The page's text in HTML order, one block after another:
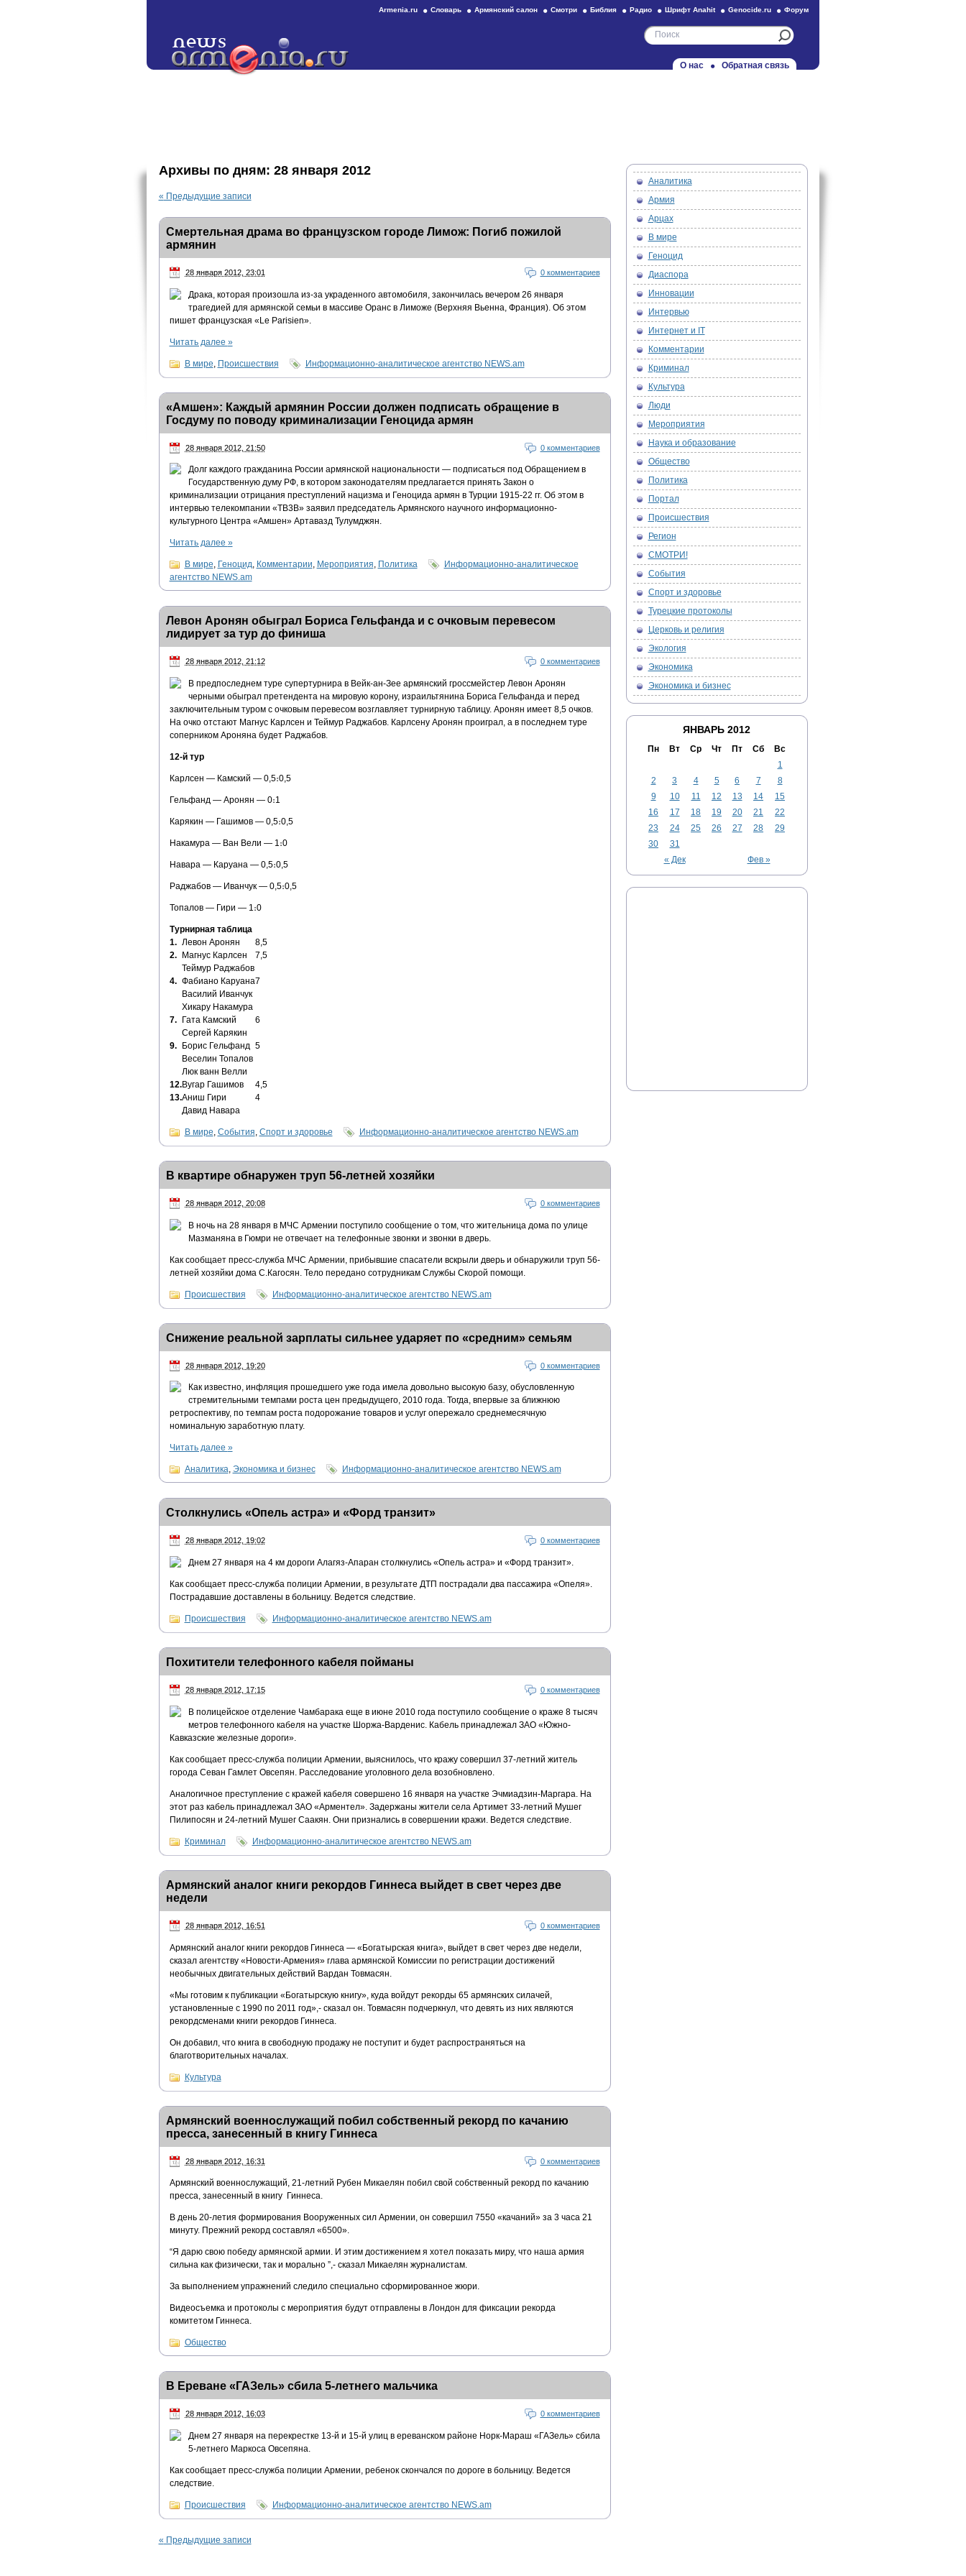
Armenia.ru Словарь Армянский салон Смотри Библия Радио Шрифт Anahit Genocide.ru Форум
О нас Обратная связь
Архивы по дням: 28 января 2012
« Предыдущие записи
Смертельная драма во французском городе Лимож: Погиб пожилой
армянин
28 января 2012, 23:01 0 комментариев
Драка, которая произошла из-за украденного автомобиля, закончилась вечером 26 января
трагедией для армянской семьи в массиве Оранс в Лиможе (Верхняя Вьенна, Франция). Об этом
пишет французская «Le Parisien».
Читать далее »
В мире Происшествия Информационно-аналитическое агентство NEWS.am
«Амшен»: Каждый армянин России должен подписать обращение в
Госдуму по поводу криминализации Геноцида армян
28 января 2012, 21:50 0 комментариев
Долг каждого гражданина России армянской национальности — подписаться под Обращением в
Государственную думу РФ, в котором законодателям предлагается принять Закон о
криминализации отрицания преступлений нацизма и Геноцида армян в Турции 1915-22 гг. Об этом в
интервью телекомпании «ТВ3В» заявил председатель Армянского научного информационно-
культурного Центра «Амшен» Артавазд Тулумджян.
Читать далее »
В мире, Геноцид, Комментарии, Мероприятия, Политика
Информационно-аналитическое
агентство NEWS.am
Левон Аронян обыграл Бориса Гельфанда и с очковым перевесом
лидирует за тур до финиша
28 января 2012, 21:12 0 комментариев
В предпоследнем туре супертурнира в Вейк-ан-Зее армянский гроссмейстер Левон Аронян
черными обыграл претендента на мировую корону, израильтянина Бориса Гельфанда и перед
заключительным туром с очковым перевесом возглавляет турнирную таблицу. Аронян имеет 8,5 очков.
На очко отстают Магнус Карлсен и Теймур Раджабов. Карлсену Аронян проиграл, а в последнем туре
соперником Ароняна будет Раджабов.
12-й тур
Карлсен — Камский — 0,5։0,5
Гельфанд — Аронян — 0։1
Карякин — Гашимов — 0,5։0,5
Накамура — Ван Вели — 1։0
Навара — Каруана — 0,5։0,5
Раджабов — Иванчук — 0,5։0,5
Топалов — Гири — 1։0
Турнирная таблица
1. Левон Аронян
8,5
2.
Магнус Карлсен
Теймур Раджабов
7,5
4. Фабиано Каруана
Василий Иванчук
Хикару Накамура
7
7.
Гата Камский
Сергей Карякин
6
9.
Борис Гельфанд
Веселин Топалов
Люк ванн Велли
5
12.Вугар Гашимов
4,5
13.Аниш Гири
Давид Навара
4
В мире, События, Спорт и здоровье Информационно-аналитическое агентство NEWS.am
В квартире обнаружен труп 56-летней хозяйки
28 января 2012, 20:08 0 комментариев
В ночь на 28 января в МЧС Армении поступило сообщение о том, что жительница дома по улице
Мазманяна в Гюмри не отвечает на телефонные звонки и звонки в дверь.
Как сообщает пресс-служба МЧС Армении, прибывшие спасатели вскрыли дверь и обнаружили труп 56-
летней хозяйки дома С.Кагосян. Тело передано сотрудникам Службы Скорой помощи.
Происшествия Информационно-аналитическое агентство NEWS.am
Снижение реальной зарплаты сильнее ударяет по «средним» семьям
28 января 2012, 19:20 0 комментариев
Как известно, инфляция прошедшего уже года имела довольно высокую базу, обусловленную
стремительными темпами роста цен предыдущего, 2010 года. Тогда, впервые за ближнюю
ретроспективу, по темпам роста подорожание товаров и услуг опережало среднемесячную
номинальную заработную плату.
Читать далее »
Аналитика, Экономика и бизнес Информационно-аналитическое агентство NEWS.am
Столкнулись «Опель астра» и «Форд транзит»
28 января 2012, 19:02 0 комментариев
Днем 27 января на 4 км дороги Алагяз-Апаран столкнулись «Опель астра» и «Форд транзит».
Как сообщает пресс-служба полиции Армении, в результате ДТП пострадали два пассажира «Опеля».
Пострадавшие доставлены в больницу. Ведется следствие.
Происшествия Информационно-аналитическое агентство NEWS.am
Похитители телефонного кабеля пойманы
28 января 2012, 17:15 0 комментариев
В полицейское отделение Чамбарака еще в июне 2010 года поступило сообщение о краже 8 тысяч
метров телефонного кабеля на участке Шоржа-Варденис. Кабель принадлежал ЗАО «Южно-
Кавказские железные дороги».
Как сообщает пресс-служба полиции Армении, выяснилось, что кражу совершил 37-летний житель
города Севан Гамлет Овсепян. Расследование уголовного дела возобновлено.
Аналогичное преступление с кражей кабеля совершено 16 января на участке Эчмиадзин-Маргара. На
этот раз кабель принадлежал ЗАО «Арментел». Задержаны жители села Артимет 33-летний Мушег
Пилипосян и 24-летний Мушег Саакян. Они признались в совершении кражи. Ведется следствие.
Криминал Информационно-аналитическое агентство NEWS.am
Армянский аналог книги рекордов Гиннеса выйдет в свет через две
недели
28 января 2012, 16:51 0 комментариев
Армянский аналог книги рекордов Гиннеса — «Богатырская книга», выйдет в свет через две недели,
сказал агентству «Новости-Армения» глава армянской Комиссии по регистрации достижений
необычных двигательных действий Вардан Товмасян.
«Мы готовим к публикации «Богатырскую книгу», куда войдут рекорды 65 армянских силачей,
установленные с 1990 по 2011 год»,- сказал он. Товмасян подчеркнул, что девять из них являются
рекордсменами книги рекордов Гиннеса.
Он добавил, что книга в свободную продажу не поступит и будет распространяться на
благотворительных началах.
Культура
Армянский военнослужащий побил собственный рекорд по качанию
пресса, занесенный в книгу Гиннеса
28 января 2012, 16:31 0 комментариев
Армянский военнослужащий, 21-летний Рубен Микаелян побил свой собственный рекорд по качанию
пресса, занесенный в книгу Гиннеса.
В день 20-летия формирования Вооруженных сил Армении, он совершил 7550 «качаний» за 3 часа 21
минуту. Прежний рекорд составлял «6500».
“Я дарю свою победу армянской армии. И этим достижением я хотел показать миру, что наша армия
сильна как физически, так и морально ”,- сказал Микаелян журналистам.
За выполнением упражнений следило специально сформированное жюри.
Видеосъемка и протоколы с мероприятия будут отправлены в Лондон для фиксации рекорда
комитетом Гиннеса.
Общество
В Ереване «ГАЗель» сбила 5-летнего мальчика
28 января 2012, 16:03 0 комментариев
Днем 27 января на перекрестке 13-й и 15-й улиц в ереванском районе Норк-Мараш «ГАЗель» сбила
5-летнего Маркоса Овсепяна.
Как сообщает пресс-служба полиции Армении, ребенок скончался по дороге в больницу. Ведется
следствие.
Происшествия Информационно-аналитическое агентство NEWS.am
« Предыдущие записи
Аналитика
Армия
Арцах
В мире
Геноцид
Диаспора
Инновации
Интервью
Интернет и IT
Комментарии
Криминал
Культура
Люди
Мероприятия
Наука и образование
Общество
Политика
Портал
Происшествия
Регион
СМОТРИ!
События
Спорт и здоровье
Турецкие протоколы
Церковь и религия
Экология
Экономика
Экономика и бизнес
ЯНВАРЬ 2012
Пн Вт Ср Чт Пт Сб Вс
« Дек Фев »
1
2
3 4 5 6 7
8
9
10 11 12 13 14
15
16
17 18 19 20 21
22
23
24 25 26 27 28
29
30
31